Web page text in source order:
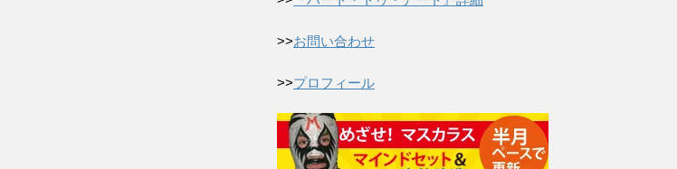
>>お問い合わせ
>>プロフィール